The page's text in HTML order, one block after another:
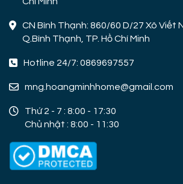
CN Bình Thạnh: 860/60 D/27 Xô Viết
Q.Bình Thạnh, TP. Hồ Chí Minh
Hotline 24/7: 0869697557
mng.hoangminhhome@gmail.com
Thứ 2 - 7 : 8:00 - 17:30
Chủ nhật : 8:00 - 11:30